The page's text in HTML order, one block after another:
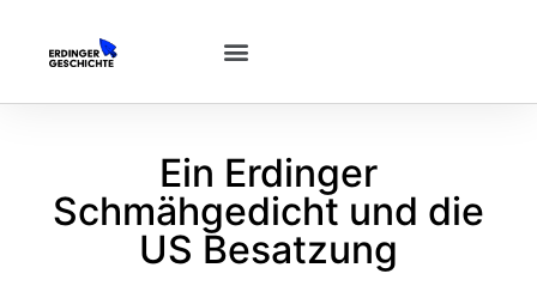
Ein Erdinger
Schmähgedicht und die
US Besatzung